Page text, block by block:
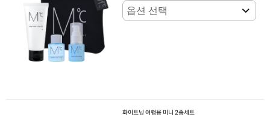
화이트닝 여행용 미니 2종세트